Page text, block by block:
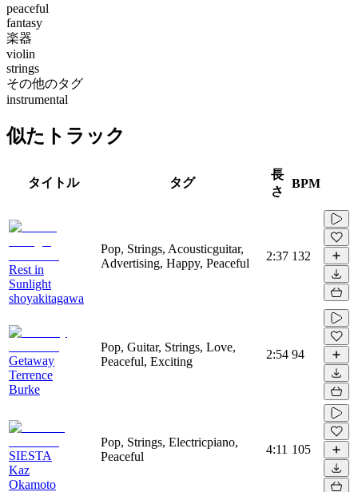
peaceful
fantasy
楽器
violin
strings
その他のタグ
instrumental
似たトラック
タイトル タグ
長
さ
BPM
Rest in
Sunlight
shoyakitagawa
Pop, Strings, Acousticguitar,
Advertising, Happy, Peaceful
2:37 132
Getaway
Terrence
Burke
Pop, Guitar, Strings, Love,
Peaceful, Exciting
2:54 94
SIESTA
Kaz
Okamoto
Pop, Strings, Electricpiano,
Peaceful
4:11 105